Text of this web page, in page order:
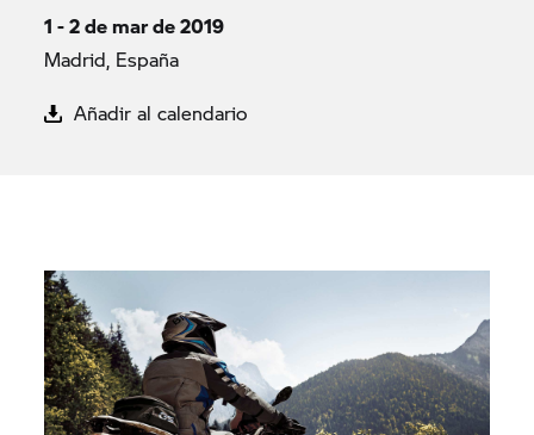
1 - 2 de mar de 2019
Madrid, España
Añadir al calendario